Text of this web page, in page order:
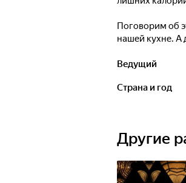
Поговорим об
нашей кухне. А
аппетитно!
Ведущий
Страна и год
Другие